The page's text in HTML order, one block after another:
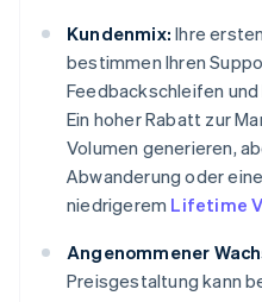
Kundenmix: Ihre
bestimmen Ihren
Feedbackschleifen
Ein hoher Rabatt zur
Volumen generieren,
Abwanderung oder
niedrigerem Lifetime
Angenommener
Preisgestaltung kann